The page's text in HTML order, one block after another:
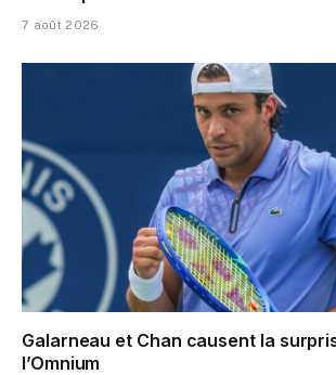
7 août 2026
Galarneau et Chan causent la
l’Omnium